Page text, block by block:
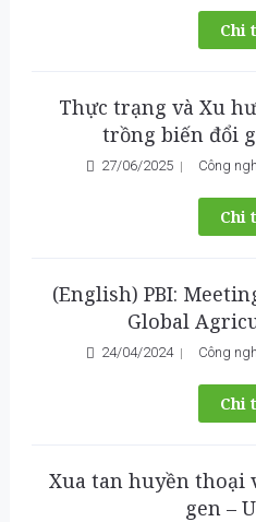
Chi
Thực trạng và Xu
trồng biến đổi
27/06/2025 Công
Chi
(English) PBI:
Global
24/04/2024 Công
Chi
Xua tan huyền thoại
gen –